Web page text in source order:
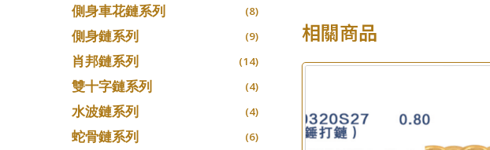
產品查詢
相關商品
側身車花鏈系列 (8)
側身鏈系列 (9)
肖邦鏈系列 (14)
雙十字鏈系列 (4)
水波鏈系列 (4)
蛇骨鏈系列 (6)